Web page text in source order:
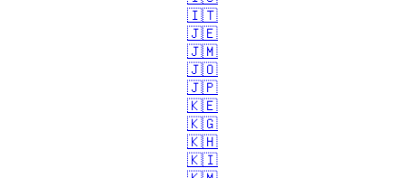
🇮🇹
🇯🇪
🇯🇲
🇯🇴
🇯🇵
🇰🇪
🇰🇬
🇰🇭
🇰🇮